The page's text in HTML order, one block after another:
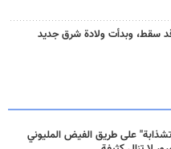
سقط، وبدأت ولادة شرق جديد
على طريق الفيض المليوني